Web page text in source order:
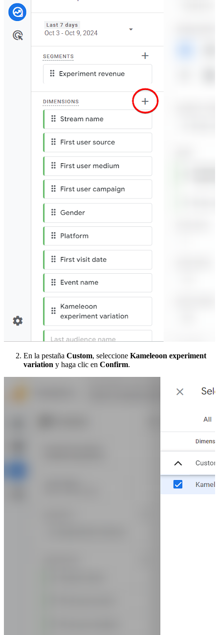
En la pestaña Custom, seleccione Kameleoon experiment
variation y haga clic en Confirm.